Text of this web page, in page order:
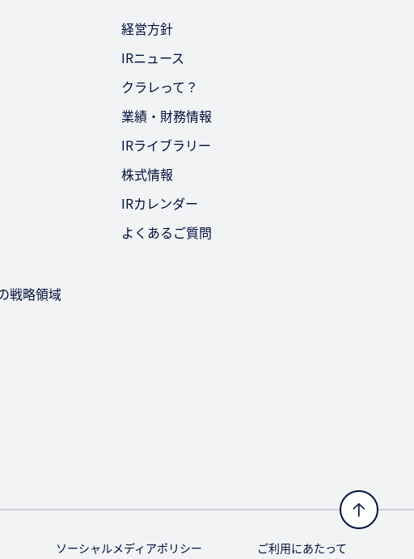
戦略領域
経営方針
IRニュース
クラレって？
業績・財務情報
IRライブラリー
株式情報
IRカレンダー
よくあるご質問
ソーシャルメディアポリシー ご利用にあたって